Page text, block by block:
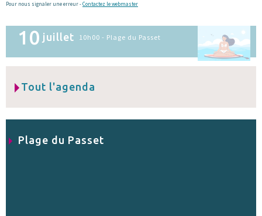
Pour nous signaler une erreur -Contactez le webmaster
10 juillet 10h00 - Plage du Passet
Tout l'agenda
Plage du Passet